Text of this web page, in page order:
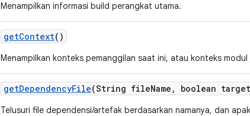
Menampilkan informasi build perangkat utama.
getContext()
Menampilkan konteks pemanggilan saat ini, atau konteks modul
getDependencyFile(String fileName , boolean target
Telusuri file dependensi/artefak berdasarkan namanya, dan